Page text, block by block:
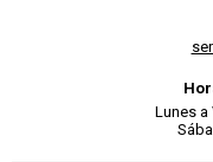
Lunes a